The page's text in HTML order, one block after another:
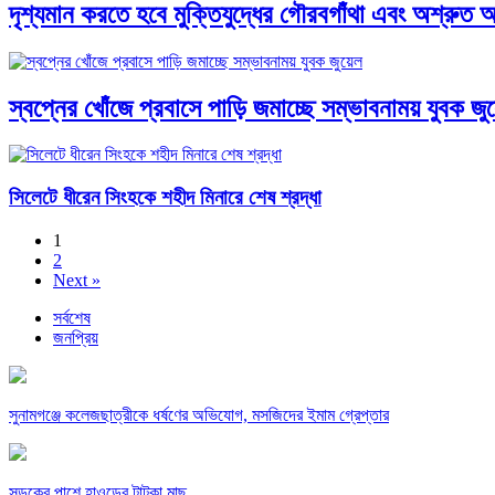
দৃশ্যমান করতে হবে মুক্তিযুদ্ধের গৌরবগাঁথা এবং অশ্রুত
স্বপ্নের খোঁজে প্রবাসে পাড়ি জমাচ্ছে সম্ভাবনাময় যুবক
সিলেটে ধীরেন সিংহকে শহীদ মিনারে শেষ শ্রদ্ধা
1
2
Next »
সর্বশেষ
জনপ্রিয়
সুনামগঞ্জে কলেজছাত্রীকে ধর্ষণের অভিযোগ, মসজিদের ইমাম গ্রেপ্তার